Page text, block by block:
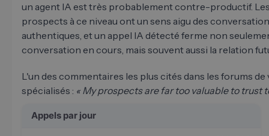
un agent IA est très probablement contre-productif.
prospects à ce niveau ont un sens aigu des
authentiques, et un appel IA détecté ferme non
conversation en cours, mais souvent aussi la relation
L'un des commentaires les plus cités dans les forums de
spécialisés : « My prospects are far too valuable to trust
Appels par jour